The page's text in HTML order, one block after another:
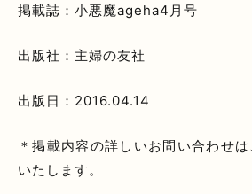
掲載誌：小悪魔ageha4月号
出版社：主婦の友社
出版日：2016.04.14
＊掲載内容の詳しいお問い合わせ
いたします。